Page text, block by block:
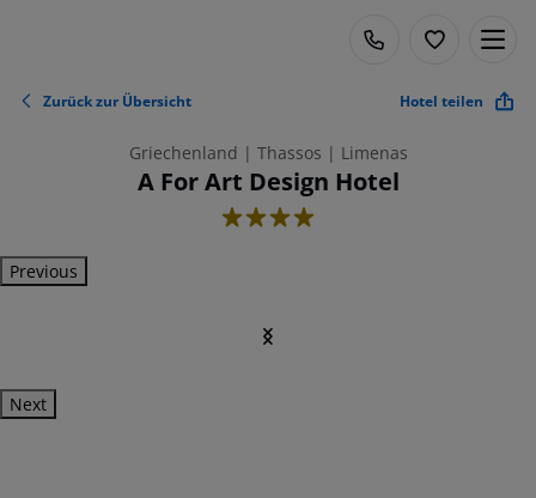
Zurück zur Übersicht Hotel teilen
Griechenland | Thassos | Limenas
A For Art Design Hotel
4
Previous
Next